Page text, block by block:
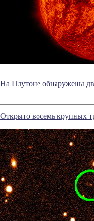
На Плутоне обнаружены
Открыто восемь крупных